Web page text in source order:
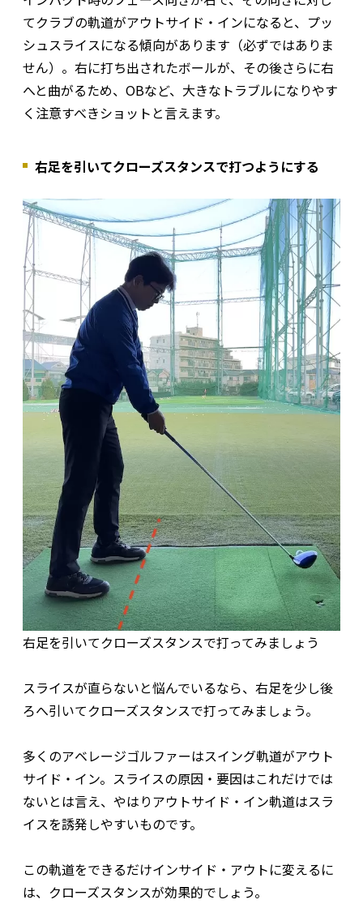
てクラブの軌道がアウトサイド・インになると、プッ
シュスライスになる傾向があります（必ずではありま
せん）。右に打ち出されたボールが、その後さらに右
へと曲がるため、OBなど、大きなトラブルになりやす
く注意すべきショットと言えます。
右足を引いてクローズスタンスで打つようにする
右足を引いてクローズスタンスで打ってみましょう
スライスが直らないと悩んでいるなら、右足を少し後
ろへ引いてクローズスタンスで打ってみましょう。
多くのアベレージゴルファーはスイング軌道がアウト
サイド・イン。スライスの原因・要因はこれだけでは
ないとは言え、やはりアウトサイド・イン軌道はスラ
イスを誘発しやすいものです。
この軌道をできるだけインサイド・アウトに変えるに
は、クローズスタンスが効果的でしょう。